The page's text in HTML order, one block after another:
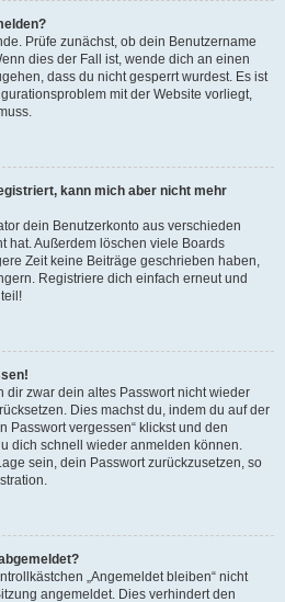
Prüfe zunächst, ob dein Benutzername
dies der Fall ist, wende dich an einen
dass du nicht gesperrt wurdest. Es ist
mit der Website vorliegt,
kann mich aber nicht mehr
dein Benutzerkonto aus verschieden
hat. Außerdem löschen viele Boards
Zeit keine Beiträge geschrieben haben,
Registriere dich einfach erneut und
dir zwar dein altes Passwort nicht wieder
Dies machst du, indem du auf der
Passwort vergessen“ klickst und den
dich schnell wieder anmelden können.
sein, dein Passwort zurückzusetzen, so
„Angemeldet bleiben“ nicht
angemeldet. Dies verhindert den